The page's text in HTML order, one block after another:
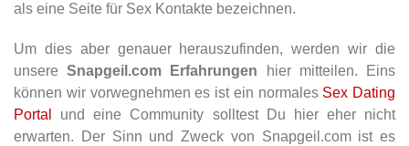
als eine Seite für Sex Kontakte bezeichnen.
Um dies aber genauer herauszufinden, werden wir die
unsereSnapgeil.com Erfahrungen hier mitteilen. Eins
können wir vorwegnehmen es ist ein normales Sex Dating
Portal
und eine Community solltest Du hier eher nicht
erwarten. Der Sinn und Zweck von Snapgeil.com ist es